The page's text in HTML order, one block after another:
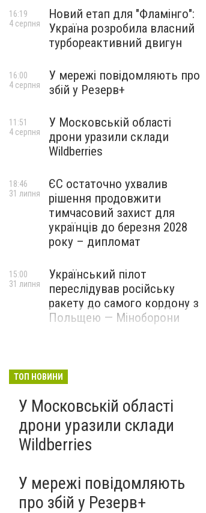
Новий етап для "Фламінго":
Україна розробила власний
турбореактивний двигун
16:19
4 серпня
У мережі повідомляють про
збій у Резерв+
16:00
4 серпня
У Московській області
дрони уразили склади
Wildberries
11:51
4 серпня
ЄС остаточно ухвалив
рішення продовжити
тимчасовий захист для
українців до березня 2028
року – дипломат
18:46
31 липня
Український пілот
переслідував російську
ракету до самого кордону з
Польщею — Міноборони
15:00
31 липня
ТОП НОВИНИ
У Московській області
дрони уразили склади
Wildberries
У мережі повідомляють
про збій у Резерв+